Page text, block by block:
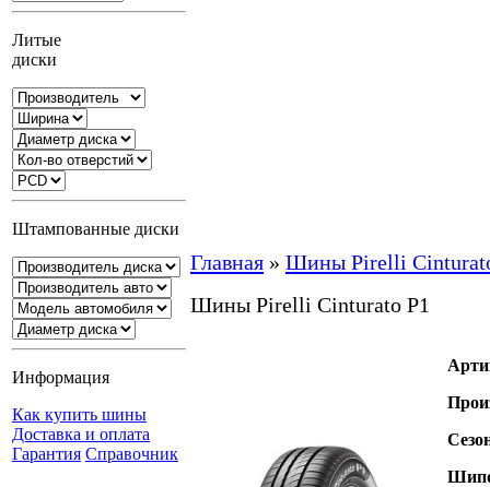
Литые
диски
Штампованные диски
Информация
Как купить шины
Доставка и оплата
Гарантия Справочник
Главная » Шины Pirelli
Шины Pirelli Cinturato P1